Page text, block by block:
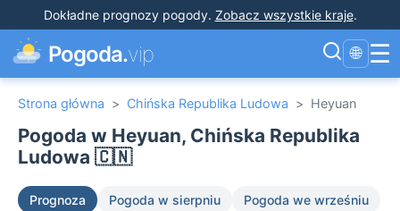
Dokładne prognozy pogody. Zobacz wszystkie kraje.
Pogoda.vip 🌐 ☰
Strona główna > Chińska Republika Ludowa > Heyuan
Pogoda w Heyuan, Chińska Republika
Ludowa 🇨🇳
Prognoza Pogoda w sierpniu
Pogoda we wrześniu